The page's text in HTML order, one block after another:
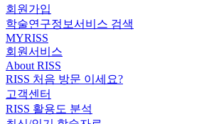
회원가입
학술연구정보서비스 검색
MYRISS
회원서비스
About RISS
RISS 처음 방문 이세요?
고객센터
RISS 활용도 분석